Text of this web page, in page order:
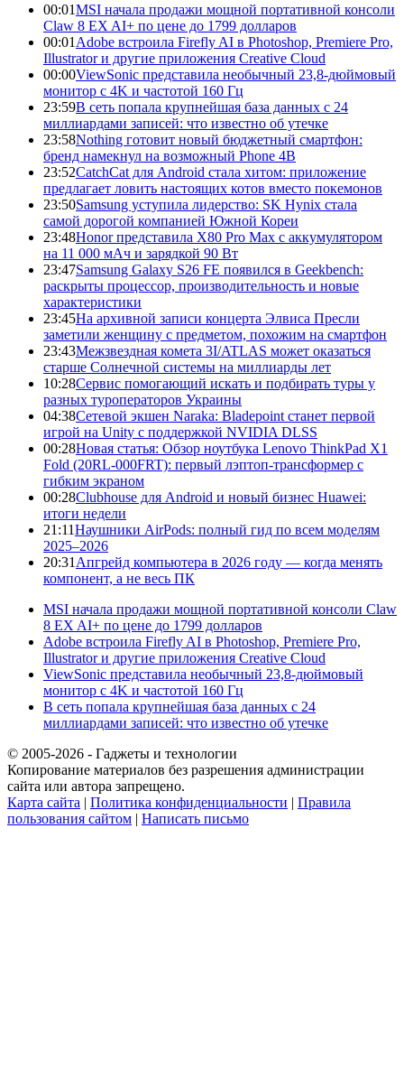
00:01MSI начала продажи мощной портативной консоли
Claw 8 EX AI+ по цене до 1799 долларов
00:01 Adobe встроила Firefly AI в Photoshop, Premiere Pro,
Illustrator и другие приложения Creative Cloud
00:00ViewSonic представила необычный 23,8-дюймовый
монитор с 4K и частотой 160 Гц
23:59В сеть попала крупнейшая база данных с 24
миллиардами записей: что известно об утечке
23:58Nothing готовит новый бюджетный смартфон:
бренд намекнул на возможный Phone 4B
23:52CatchCat для Android стала хитом: приложение
предлагает ловить настоящих котов вместо покемонов
23:50Samsung уступила лидерство: SK Hynix стала
самой дорогой компанией Южной Кореи
23:48Honor представила X80 Pro Max с аккумулятором
на 11 000 мАч и зарядкой 90 Вт
23:47Samsung Galaxy S26 FE появился в Geekbench:
раскрыты процессор, производительность и новые
характеристики
23:45На архивной записи концерта Элвиса Пресли
заметили женщину с предметом, похожим на смартфон
23:43Межзвездная комета 3I/ATLAS может оказаться
старше Солнечной системы на миллиарды лет
10:28Сервис помогающий искать и подбирать туры у
разных туроператоров Украины
04:38Сетевой экшен Naraka: Bladepoint станет первой
игрой на Unity с поддержкой NVIDIA DLSS
00:28Новая статья: Обзор ноутбука Lenovo ThinkPad X1
Fold (20RL-000FRT): первый лэптоп-трансформер с
гибким экраном
00:28Clubhouse для Android и новый бизнес Huawei:
итоги недели
21:11Наушники AirPods: полный гид по всем моделям
2025–2026
20:31 Апгрейд компьютера в 2026 году — когда менять
компонент, а не весь ПК
MSI начала продажи мощной портативной консоли Claw
8 EX AI+ по цене до 1799 долларов
Adobe встроила Firefly AI в Photoshop, Premiere Pro,
Illustrator и другие приложения Creative Cloud
ViewSonic представила необычный 23,8-дюймовый
монитор с 4K и частотой 160 Гц
В сеть попала крупнейшая база данных с 24
миллиардами записей: что известно об утечке
© 2005-2026 - Гаджеты и технологии
Копирование материалов без разрешения администрации
сайта или автора запрещено.
Карта сайта | Политика конфиденциальности | Правила
пользования сайтом | Написать письмо